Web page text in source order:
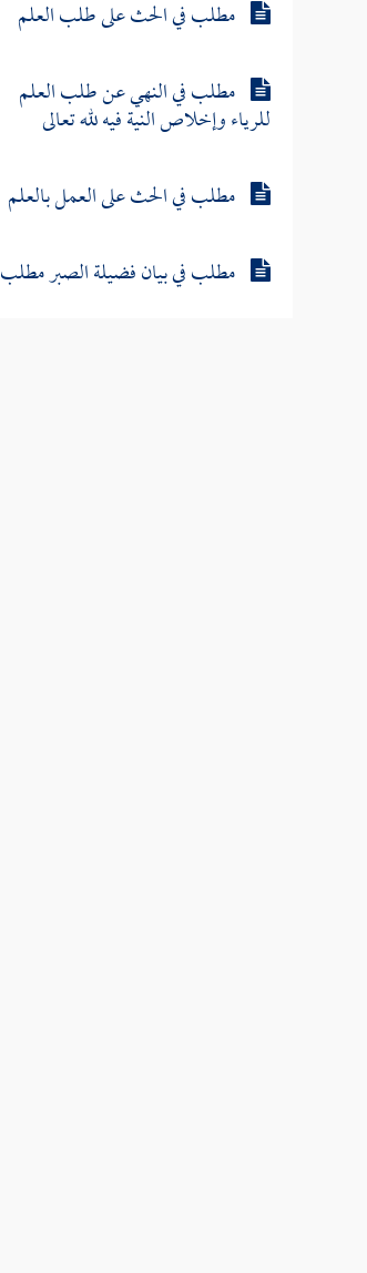
مطلب في الحث على طلب العلم
مطلب في النهي عن طلب العلم
للرياء وإخلاص النية فيه لله تعالى
مطلب في الحث على العمل بالعلم
مطلب في بيان فضيلة الصبر مطلب